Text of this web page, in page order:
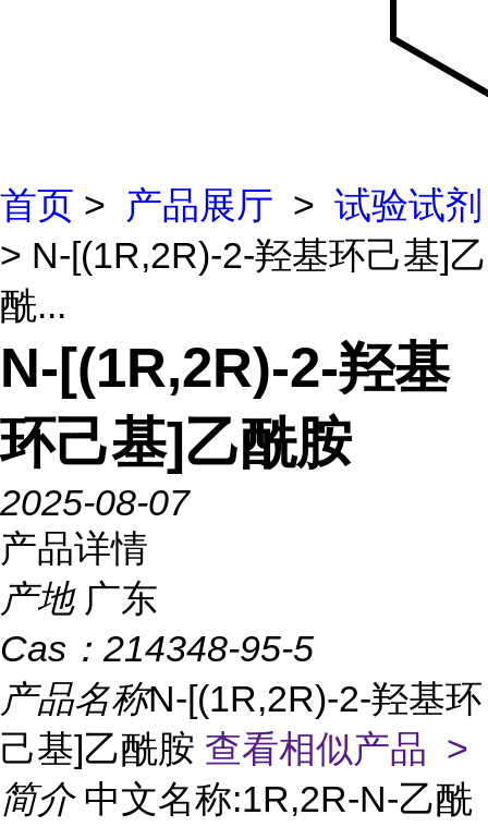
首页 > 产品展厅 > 试验试剂
> N-[(1R,2R)-2-羟基环己基]乙
酰...
N-[(1R,2R)-2-羟基
环己基]乙酰胺
2025-08-07
产品详情
产地 广东
Cas： 214348-95-5
产品名称N-[(1R,2R)-2-羟基环
己基]乙酰胺 查看相似产品 >
简介 中文名称:1R,2R-N-乙酰